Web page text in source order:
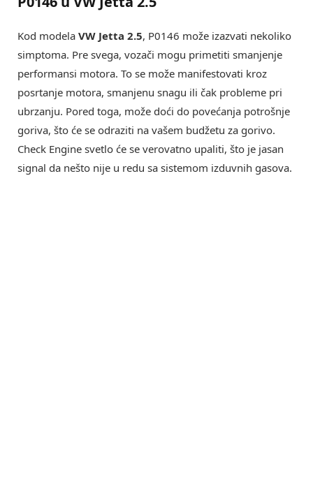
Kod modela VW Jetta 2.5, P0146 može izazvati nekoliko
simptoma. Pre svega, vozači mogu primetiti smanjenje
performansi motora. To se može manifestovati kroz
posrtanje motora, smanjenu snagu ili čak probleme pri
ubrzanju. Pored toga, može doći do povećanja potrošnje
goriva, što će se odraziti na vašem budžetu za gorivo.
Check Engine svetlo će se verovatno upaliti, što je jasan
signal da nešto nije u redu sa sistemom izduvnih gasova.